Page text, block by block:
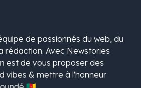
de passionnés du web, du
rédaction. Avec Newstories
est de vous proposer des
vibes & mettre à l'honneur